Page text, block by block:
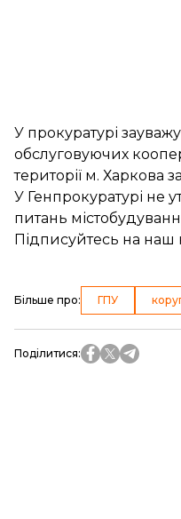
У прокуратурі
обслуговуючих
території м. Харкова
У Генпрокуратурі не
питань
Підписуйтесь на наш
Більше про: ГПУ
Поділитися: